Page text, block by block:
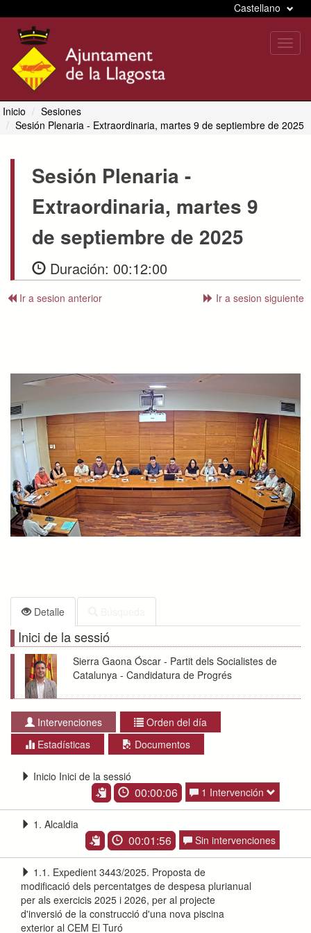
Castellano
Inicio
Sesiones
Sesión Plenaria - Extraordinaria, martes 9 de septiembre de 2025
Sesión Plenaria -
Extraordinaria, martes 9
de septiembre de 2025
Duración: 00:12:00
Ir a sesion anterior Ir a sesion siguiente
Detalle
Inici de la sessió
Sierra Gaona Óscar - Partit dels Socialistes de
Catalunya - Candidatura de Progrés
Intervenciones
Orden del día
Estadísticas
Documentos
Inicio Inici de la sessió
00:00:06 1 Intervención
1. Alcaldia
00:01:56 Sin intervenciones
1.1. Expedient 3443/2025. Proposta de
modificació dels percentatges de despesa plurianual
per als exercicis 2025 i 2026, per al projecte
d'inversió de la construcció d'una nova piscina
exterior al CEM El Turó